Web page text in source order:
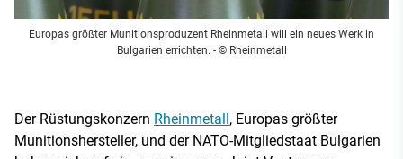
Europas größter Munitionsproduzent Rheinmetall will ein neues Werk in
Bulgarien errichten. - © Rheinmetall
Der Rüstungskonzern Rheinmetall, Europas größter
Munitionshersteller, und der NATO-Mitgliedstaat Bulgarien